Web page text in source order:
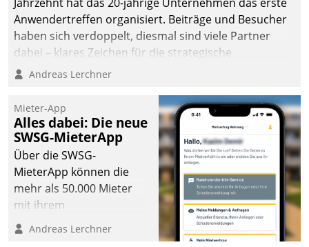
man auf
Cloudtechnologie,
bewährte und Startup-
agile Projektmethoden.
Anwendertreffen organisiert. Beiträge und Besucher
haben sich verdoppelt, diesmal sind viele Partner
dabei – klares Zeichen für die strategische
Fokussierung auf den Kunden.
Andreas Lerchner
Mieter-App
Alles dabei: Die neue
SWSG-MieterApp
Über die SWSG-
MieterApp können die
mehr als 50.000 Mieter
mit ihrem
Wohnungsunternehmen
kommunizieren, auf dem
Andreas Lerchner